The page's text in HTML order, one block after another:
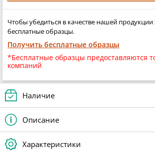
Чтобы убедиться в качестве нашей продукции
бесплатные образцы.
Получить бесплатные образцы
*Бесплатные образцы предоставляются
компаний
Наличие
Описание
Характеристики